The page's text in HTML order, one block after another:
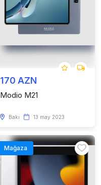
170 AZN
Modio M21
Bakı 13 may 2023
Mağaza